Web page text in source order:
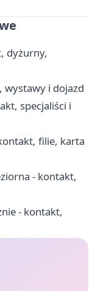
dyżurny,
wystawy i dojazd
specjaliści i
filie, karta
- kontakt,
- kontakt,